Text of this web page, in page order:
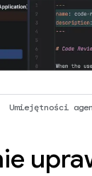
Umiejętności